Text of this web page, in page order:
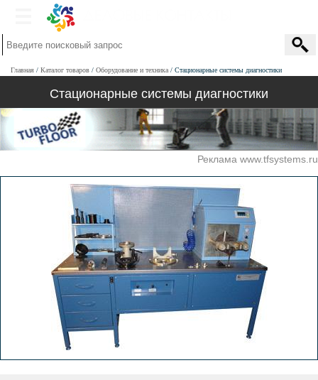
Главная Каталог товаров Оборудование и техника Стационарные системы диагностики
Стационарные системы диагностики
Реклама www.tfsystems.ru